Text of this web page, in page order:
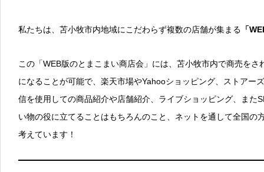
私たちは、苫小牧市内地域にこだわらず複数の店舗が集まる 「
この「WEB版のとまこまい商店会」には、苫小牧市内で商売を
になることが可能で、楽天市場やYahooショッピング、ストアー
信を使用しての商品紹介や店舗紹介、ライブショッピング、また
い物の役に立てることはもちろんのこと、ネットを通して全国の
考えています！